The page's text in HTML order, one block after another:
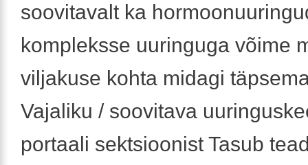
soovitavalt ka
kompleksse uuringuga võime
viljakuse kohta midagi
Vajaliku / soovitava
portaali sektsioonist Tasub